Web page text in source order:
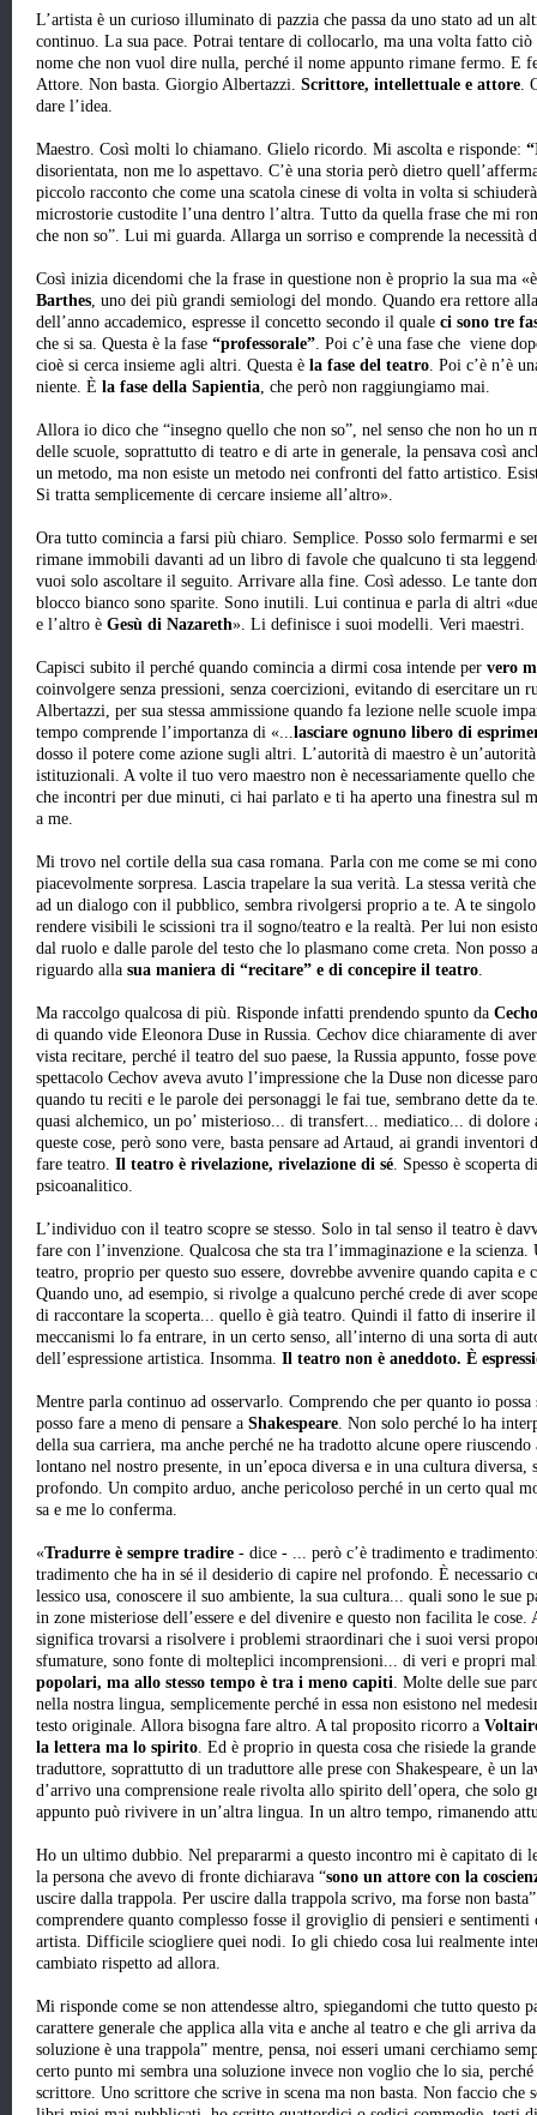
L’artista è un curioso illuminato di pazzia che passa da uno stato ad un
continuo. La sua pace. Potrai tentare di collocarlo, ma una volta fatto
nome che non vuol dire nulla, perché il nome appunto rimane fermo. E
Attore. Non basta. Giorgio Albertazzi. Scrittore, intellettuale e attore.
dare l’idea.
Maestro. Così molti lo chiamano. Glielo ricordo. Mi ascolta e risponde:
disorientata, non me lo aspettavo. C’è una storia però dietro
piccolo racconto che come una scatola cinese di volta in volta si
microstorie custodite l’una dentro l’altra. Tutto da quella frase che mi
che non so”. Lui mi guarda. Allarga un sorriso e comprende la necessità
Così inizia dicendomi che la frase in questione non è proprio la sua ma
Barthes, uno dei più grandi semiologi del mondo. Quando era rettore
dell’anno accademico, espresse il concetto secondo il quale ci sono tre
che si sa. Questa è la fase “professorale”. Poi c’è una fase che viene
cioè si cerca insieme agli altri. Questa è la fase del teatro. Poi c’è n’è
niente. È la fase della Sapientia, che però non raggiungiamo mai.
Allora io dico che “insegno quello che non so”, nel senso che non ho
delle scuole, soprattutto di teatro e di arte in generale, la pensava così
un metodo, ma non esiste un metodo nei confronti del fatto artistico.
Si tratta semplicemente di cercare insieme all’altro».
Ora tutto comincia a farsi più chiaro. Semplice. Posso solo fermarmi e
rimane immobili davanti ad un libro di favole che qualcuno ti sta
vuoi solo ascoltare il seguito. Arrivare alla fine. Così adesso. Le tante
blocco bianco sono sparite. Sono inutili. Lui continua e parla di altri
e l’altro è Gesù di Nazareth». Li definisce i suoi modelli. Veri maestri.
Capisci subito il perché quando comincia a dirmi cosa intende per vero
coinvolgere senza pressioni, senza coercizioni, evitando di esercitare un
Albertazzi, per sua stessa ammissione quando fa lezione nelle scuole
tempo comprende l’importanza di «...lasciare ognuno libero di
dosso il potere come azione sugli altri. L’autorità di maestro è
istituzionali. A volte il tuo vero maestro non è necessariamente quello
che incontri per due minuti, ci hai parlato e ti ha aperto una finestra sul
a me.
Mi trovo nel cortile della sua casa romana. Parla con me come se mi
piacevolmente sorpresa. Lascia trapelare la sua verità. La stessa verità
ad un dialogo con il pubblico, sembra rivolgersi proprio a te. A te
rendere visibili le scissioni tra il sogno/teatro e la realtà. Per lui non
dal ruolo e dalle parole del testo che lo plasmano come creta. Non
riguardo alla sua maniera di “recitare” e di concepire il teatro.
Ma raccolgo qualcosa di più. Risponde infatti prendendo spunto da
di quando vide Eleonora Duse in Russia. Cechov dice chiaramente di
vista recitare, perché il teatro del suo paese, la Russia appunto, fosse
spettacolo Cechov aveva avuto l’impressione che la Duse non dicesse
quando tu reciti e le parole dei personaggi le fai tue, sembrano dette da
quasi alchemico, un po’ misterioso... di transfert... mediatico... di dolore
queste cose, però sono vere, basta pensare ad Artaud, ai grandi
fare teatro. Il teatro è rivelazione, rivelazione di sé. Spesso è scoperta
psicoanalitico.
L’individuo con il teatro scopre se stesso. Solo in tal senso il teatro è
fare con l’invenzione. Qualcosa che sta tra l’immaginazione e la
teatro, proprio per questo suo essere, dovrebbe avvenire quando capita
Quando uno, ad esempio, si rivolge a qualcuno perché crede di aver
di raccontare la scoperta... quello è già teatro. Quindi il fatto di inserire
meccanismi lo fa entrare, in un certo senso, all’interno di una sorta di
dell’espressione artistica. Insomma. Il teatro non è aneddoto. È
Mentre parla continuo ad osservarlo. Comprendo che per quanto io
posso fare a meno di pensare a Shakespeare. Non solo perché lo ha
della sua carriera, ma anche perché ne ha tradotto alcune opere
lontano nel nostro presente, in un’epoca diversa e in una cultura diversa,
profondo. Un compito arduo, anche pericoloso perché in un certo qual
sa e me lo conferma.
«Tradurre è sempre tradire - dice - ... però c’è tradimento e
tradimento che ha in sé il desiderio di capire nel profondo. È necessario
lessico usa, conoscere il suo ambiente, la sua cultura... quali sono le sue
in zone misteriose dell’essere e del divenire e questo non facilita le cose.
significa trovarsi a risolvere i problemi straordinari che i suoi versi
sfumature, sono fonte di molteplici incomprensioni... di veri e propri
popolari, ma allo stesso tempo è tra i meno capiti. Molte delle sue
nella nostra lingua, semplicemente perché in essa non esistono nel
testo originale. Allora bisogna fare altro. A tal proposito ricorro a
la lettera ma lo spirito. Ed è proprio in questa cosa che risiede la
traduttore, soprattutto di un traduttore alle prese con Shakespeare, è un
d’arrivo una comprensione reale rivolta allo spirito dell’opera, che solo
appunto può rivivere in un’altra lingua. In un altro tempo, rimanendo
Ho un ultimo dubbio. Nel prepararmi a questo incontro mi è capitato di
la persona che avevo di fronte dichiarava “sono un attore con la
uscire dalla trappola. Per uscire dalla trappola scrivo, ma forse non
comprendere quanto complesso fosse il groviglio di pensieri e sentimenti
artista. Difficile sciogliere quei nodi. Io gli chiedo cosa lui realmente
cambiato rispetto ad allora.
Mi risponde come se non attendesse altro, spiegandomi che tutto questo
carattere generale che applica alla vita e anche al teatro e che gli arriva
soluzione è una trappola” mentre, pensa, noi esseri umani cerchiamo
certo punto mi sembra una soluzione invece non voglio che lo sia,
scrittore. Uno scrittore che scrive in scena ma non basta. Non faccio che